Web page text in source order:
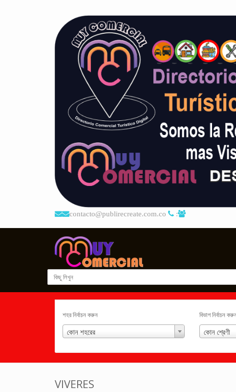
contacto@publirecreate.com.co :
শহর নির্বাচন করুন
কোন শহরের
বিভাগ নির্বাচন
কোন শ্রেণী
VIVERES